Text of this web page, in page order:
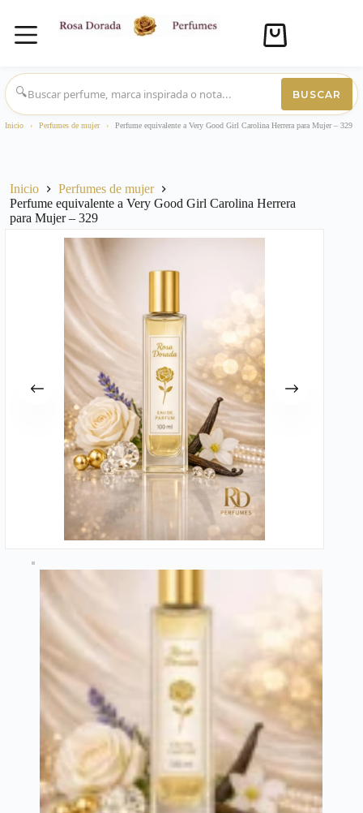
Saltar
al
contenido
Carro
compra
🔍
BUSCAR
Inicio › Perfumes de mujer › Perfume equivalente a Very Good Girl Carolina Herrera para Mujer – 329
Inicio
Perfumes de mujer
Perfume equivalente a Very Good Girl Carolina Herrera
para Mujer – 329